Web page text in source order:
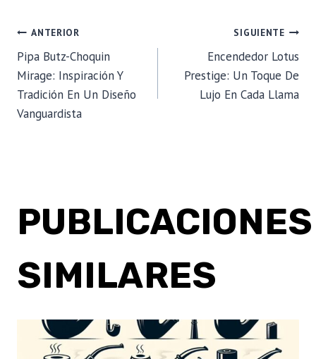
entrada:
NAVEGACIÓN
DE
ENTRADAS
ANTERIOR
Pipa Butz-Choquin
Mirage: Inspiración Y
Tradición En Un Diseño
Vanguardista
SIGUIENTE
Encendedor Lotus
Prestige: Un Toque De
Lujo En Cada Llama
PUBLICACIONES
SIMILARES